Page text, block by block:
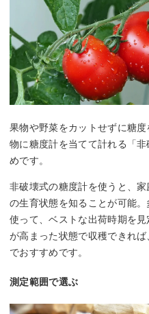
果物や野菜をカットせずに糖
物に糖度計を当てて計れる「
めです。
非破壊式の糖度計を使うと、
の生育状態を知ることが可能
使って、ベストな出荷時期を
が高まった状態で収穫できれ
でおすすめです。
測定範囲で選ぶ